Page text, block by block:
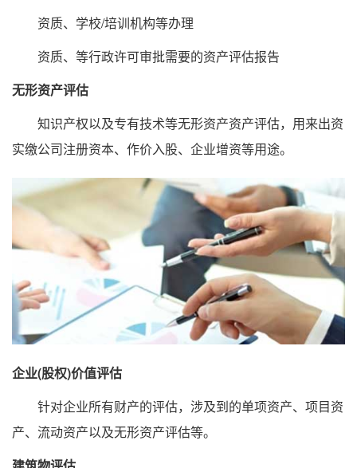
资质、学校/培训机构等办理
资质、等行政许可审批需要的资产评估报告
无形资产评估
知识产权以及专有技术等无形资产资产评估，用来出资
实缴公司注册资本、作价入股、企业增资等用途。
企业(股权)价值评估
针对企业所有财产的评估，涉及到的单项资产、项目资
产、流动资产以及无形资产评估等。